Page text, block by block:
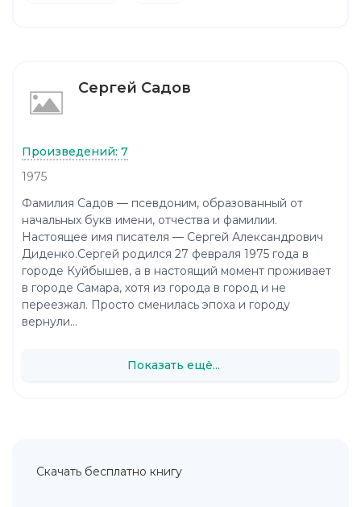
Сергей Садов
Произведений: 7
1975
Фамилия Садов — псевдоним, образованный от
начальных букв имени, отчества и фамилии.
Настоящее имя писателя — Сергей Александрович
Диденко.Сергей родился 27 февраля 1975 года в
городе Куйбышев, а в настоящий момент проживает
в городе Самара, хотя из города в город и не
переезжал. Просто сменилась эпоха и городу
вернули...
Показать ещё...
Скачать бесплатно книгу